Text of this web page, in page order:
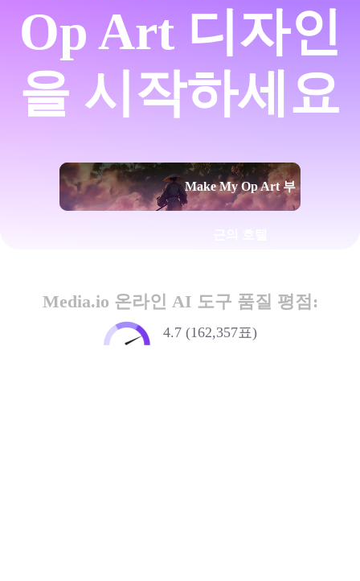
Op Art 디자인
을 시작하세요
Make My Op Art 부
Media.io 온라인 AI 도구 품질 평점:
4.7 (162,357표)